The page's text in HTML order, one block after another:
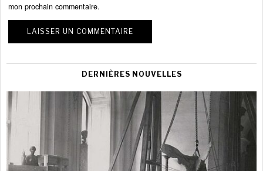
mon prochain commentaire.
DERNIÈRES NOUVELLES